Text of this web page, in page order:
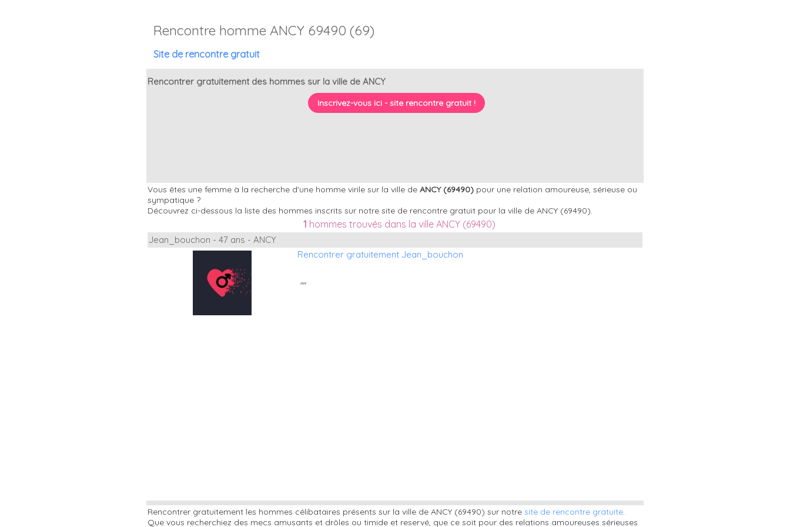
Rencontre homme ANCY 69490 (69)
Site de rencontre gratuit
Rencontrer gratuitement des hommes sur la ville de ANCY
Inscrivez-vous ici - site rencontre gratuit !
Vous êtes une femme à la recherche d'une homme virile sur la ville de ANCY (69490) pour une relation amoureuse, sérieuse ou
sympatique ?
Découvrez ci-dessous la liste des hommes inscrits sur notre site de rencontre gratuit pour la ville de ANCY (69490).
1 hommes trouvés dans la ville ANCY (69490)
Jean_bouchon - 47 ans - ANCY
Rencontrer gratuitement Jean_bouchon
""
Rencontrer gratuitement les hommes célibataires présents sur la ville de ANCY (69490) sur notre site de rencontre gratuite.
Que vous recherchiez des mecs amusants et drôles ou timide et reservé, que ce soit pour des relations amoureuses sérieuses